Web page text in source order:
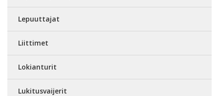
Lepuuttajat
Liittimet
Lokianturit
Lukitusvaijerit